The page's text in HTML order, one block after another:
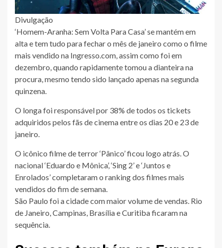
Divulgação
‘Homem-Aranha: Sem Volta Para Casa’ se mantém em
alta e tem tudo para fechar o mês de janeiro como o filme
mais vendido na Ingresso.com, assim como foi em
dezembro, quando rapidamente tomou a dianteira na
procura, mesmo tendo sido lançado apenas na segunda
quinzena.
O longa foi responsável por 38% de todos os tickets
adquiridos pelos fãs de cinema entre os dias 20 e 23 de
janeiro.
O icônico filme de terror ‘Pânico’ ficou logo atrás. O
nacional ‘Eduardo e Mônica’, ‘Sing 2’ e ‘Juntos e
Enrolados’ completaram o ranking dos filmes mais
vendidos do fim de semana.
São Paulo foi a cidade com maior volume de vendas. Rio
de Janeiro, Campinas, Brasília e Curitiba ficaram na
sequência.